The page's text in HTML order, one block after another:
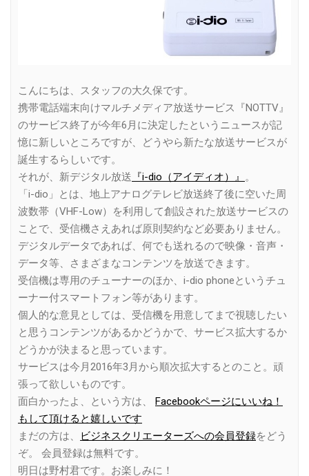
こんにちは、スタッフの大久保です。
携帯電話端末向けマルチメディア放送サービス『NOTTV』
のサービス終了が今年6月に決定したというニュースが記
憶に新しいところですが、どうやら新たな放送サービスが
誕生するらしいです。
それが、新デジタル放送 『i-dio（アイディオ）』 。
「i-dio」とは、地上アナログテレビ放送終了後に空いた周
波数帯（VHF-Low）を利用して創設された放送サービスの
ことで、受信機さえあれば原則契約など必要ありません。
デジタルデータであれば、何でも送れるので映像・音声・
データ等、さまざまなコンテンツを放送できます。
受信機は専用のチューナーのほか、i-dio phoneというチュ
ーナー付スマートフォン等があります。
個人的な意見としては、受信機を用意してまで視聴したい
と思うコンテンツがあるかどうかで、サービス拡大するか
どうかが決まると思っています。
サービスは今月2016年3月から順次拡大するとのこと。頑
張って欲しいものです。
面白かったよ、という方は、 Facebookページにいいね！
もして頂けると嬉しいです
まだの方は、
ビジネスクリエーターズへの会員登録をどう
ぞ。 会員登録は無料です。
明日は野村君です。お楽しみに！